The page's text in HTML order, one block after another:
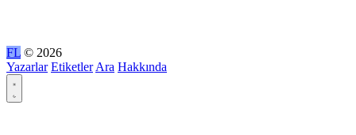
FL © 2026
Yazarlar Etiketler Ara Hakkında